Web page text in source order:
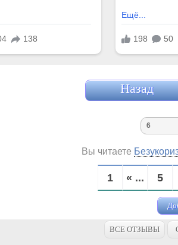
Назад
Вы читаете
1 « ... 5
ВСЕ ОТЗЫВЫ